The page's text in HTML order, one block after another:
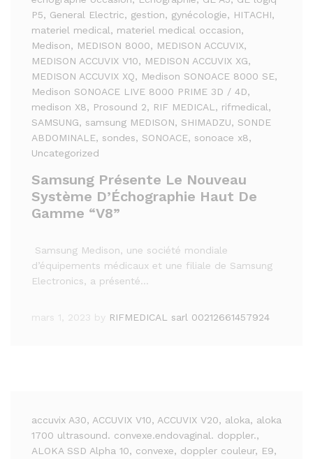
P5, General Electric, gestion, gynécologie, HITACHI,
materiel medical, materiel medical occasion,
Medison, MEDISON 8000, MEDISON ACCUVIX,
MEDISON ACCUVIX V10, MEDISON ACCUVIX XG,
MEDISON ACCUVIX XQ, Medison SONOACE 8000 SE,
Medison SONOACE LIVE 8000 PRIME 3D / 4D,
medison X8, Prosound 2, RIF MEDICAL , rifmedical,
SAMSUNG, samsung MEDISON, SHIMADZU, SONDE
ABDOMINALE, sondes, SONOACE, sonoace x8,
Uncategorized
Samsung Présente Le Nouveau
Système D’Échographie Haut De
Gamme “V8”
Samsung Medison, une société mondiale
d’équipements médicaux et une filiale de Samsung
Electronics, a présenté…
mars 1, 2023 by RIFMEDICAL sarl 00212661457924
accuvix A30, ACCUVIX V10, ACCUVIX V20, aloka, aloka
1700 ultrasound. convexe.endovaginal. doppler.,
ALOKA SSD Alpha 10, convexe, doppler couleur, E9,